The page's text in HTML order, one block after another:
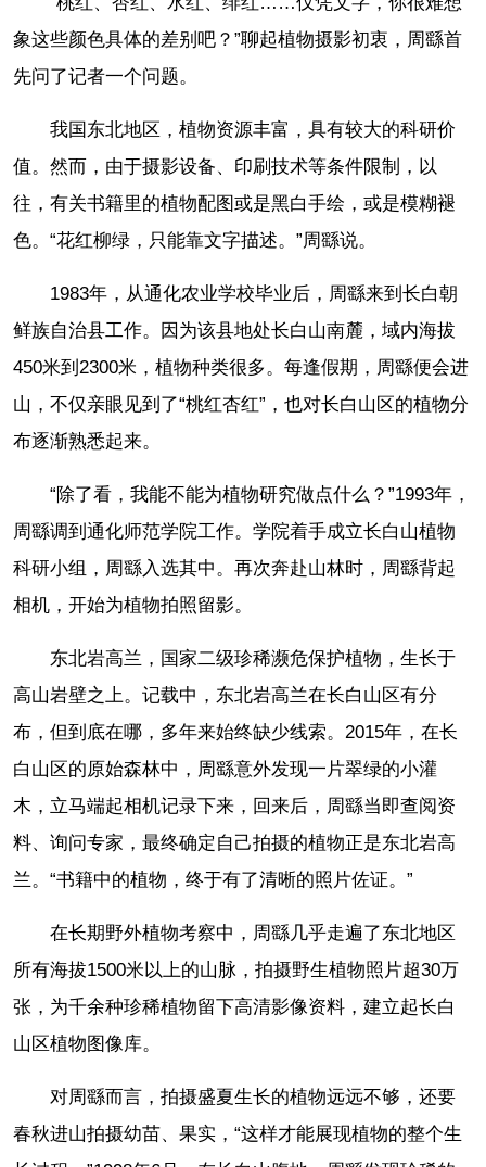
象这些颜色具体的差别吧？”聊起植物摄影初衷，周繇首
先问了记者一个问题。
我国东北地区，植物资源丰富，具有较大的科研价
值。然而，由于摄影设备、印刷技术等条件限制，以
往，有关书籍里的植物配图或是黑白手绘，或是模糊褪
色。“花红柳绿，只能靠文字描述。”周繇说。
1983年，从通化农业学校毕业后，周繇来到长白朝
鲜族自治县工作。因为该县地处长白山南麓，域内海拔
450米到2300米，植物种类很多。每逢假期，周繇便会进
山，不仅亲眼见到了“桃红杏红”，也对长白山区的植物分
布逐渐熟悉起来。
“除了看，我能不能为植物研究做点什么？”1993年，
周繇调到通化师范学院工作。学院着手成立长白山植物
科研小组，周繇入选其中。再次奔赴山林时，周繇背起
相机，开始为植物拍照留影。
东北岩高兰，国家二级珍稀濒危保护植物，生长于
高山岩壁之上。记载中，东北岩高兰在长白山区有分
布，但到底在哪，多年来始终缺少线索。2015年，在长
白山区的原始森林中，周繇意外发现一片翠绿的小灌
木，立马端起相机记录下来，回来后，周繇当即查阅资
料、询问专家，最终确定自己拍摄的植物正是东北岩高
兰。“书籍中的植物，终于有了清晰的照片佐证。”
在长期野外植物考察中，周繇几乎走遍了东北地区
所有海拔1500米以上的山脉，拍摄野生植物照片超30万
张，为千余种珍稀植物留下高清影像资料，建立起长白
山区植物图像库。
对周繇而言，拍摄盛夏生长的植物远远不够，还要
春秋进山拍摄幼苗、果实，“这样才能展现植物的整个生